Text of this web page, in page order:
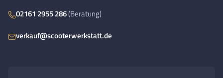
02161 2955 286(Beratung)
verkauf@scooterwerkstatt.de